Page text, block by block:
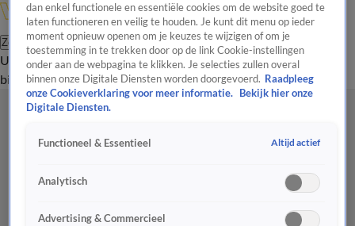
Zoeken
UitzendingenVandaag InsideDe OranjezomerShopUitzending
bijwonen
dan enkel functionele en essentiële cookies om de website goed te
laten functioneren en veilig te houden. Je kunt dit menu op ieder
moment opnieuw openen om je keuzes te wijzigen of om je
toestemming in te trekken door op de link Cookie-instellingen
onder aan de webpagina te klikken. Je selecties zullen overal
binnen onze Digitale Diensten worden doorgevoerd. Raadpleeg
onze Cookieverklaring voor meer informatie.
Bekijk hier onze
Digitale Diensten.
Functioneel & Essentieel Altijd actief
Analytisch
Advertising & Commercieel